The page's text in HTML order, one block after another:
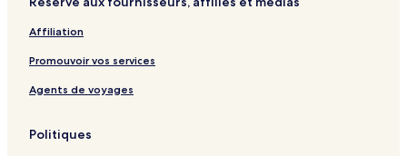
Affiliation
Promouvoir vos services
Agents de voyages
Politiques